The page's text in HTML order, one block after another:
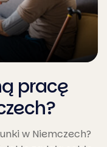
pracę
w Niemczech?